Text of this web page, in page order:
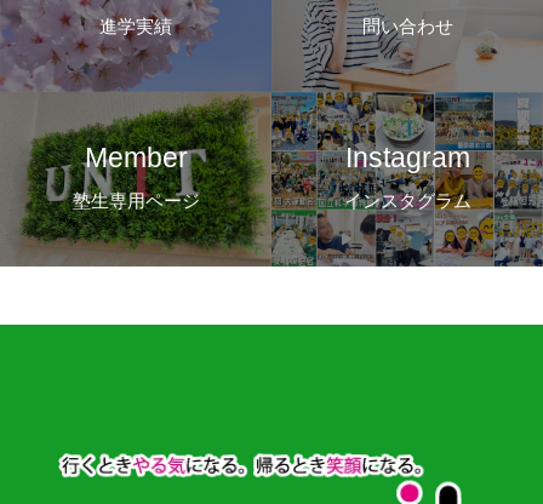
進学実績 問い合わせ
Member
塾生専用ページ
Instagram
インスタグラム